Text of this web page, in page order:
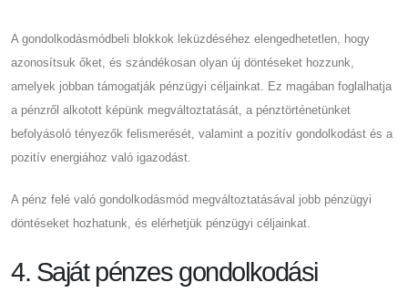
A gondolkodásmódbeli blokkok leküzdéséhez elengedhetetlen, hogy
azonosítsuk őket, és szándékosan olyan új döntéseket hozzunk,
amelyek jobban támogatják pénzügyi céljainkat. Ez magában foglalhatja
a pénzről alkotott képünk megváltoztatását, a pénztörténetünket
befolyásoló tényezők felismerését, valamint a pozitív gondolkodást és a
pozitív energiához való igazodást.
A pénz felé való gondolkodásmód megváltoztatásával jobb pénzügyi
döntéseket hozhatunk, és elérhetjük pénzügyi céljainkat.
4. Saját pénzes gondolkodási